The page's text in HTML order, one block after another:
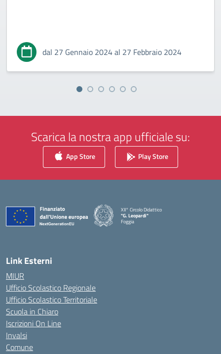
dal 27 Gennaio 2024 al 27 Febbraio 2024
Scarica la nostra app ufficiale su:
App Store Play Store
XII° Circolo Didattico
"G. Leopardi"
Foggia
— Visita la pagina iniziale della scuola
Link Esterni
MIUR
Ufficio Scolastico Regionale
Ufficio Scolastico Territoriale
Scuola in Chiaro
Iscrizioni On Line
Invalsi
Comune